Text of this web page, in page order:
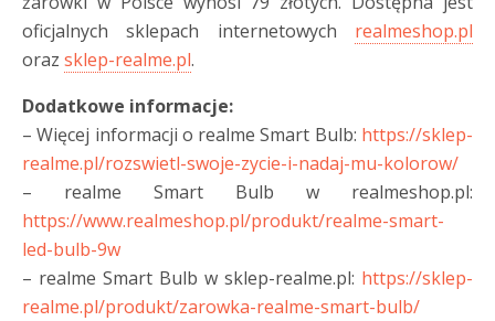
oficjalnych sklepach internetowych realmeshop.pl
oraz sklep-realme.pl.
Dodatkowe informacje:
– Więcej informacji o realme Smart Bulb: https://sklep-
realme.pl/rozswietl-swoje-zycie-i-nadaj-mu-kolorow/
– realme Smart Bulb w realmeshop.pl:
https://www.realmeshop.pl/produkt/realme-smart-
led-bulb-9w
– realme Smart Bulb w sklep-realme.pl: https://sklep-
realme.pl/produkt/zarowka-realme-smart-bulb/